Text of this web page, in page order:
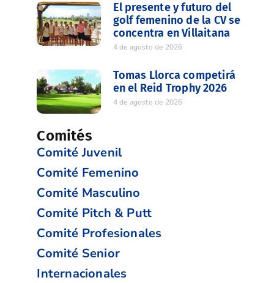
El presente y futuro del
golf femenino de la CV se
concentra en Villaitana
4 de agosto de 2026
Tomas Llorca competirá
en el Reid Trophy 2026
4 de agosto de 2026
Comités
Comité Juvenil
Comité Femenino
Comité Masculino
Comité Pitch & Putt
Comité Profesionales
Comité Senior
Internacionales